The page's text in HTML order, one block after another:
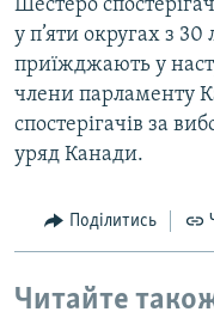
Шестеро
у п’яти округах з 30
приїжджають у
члени парламенту
спостерігачів за
уряд Канади.
Поділитись
Читайте